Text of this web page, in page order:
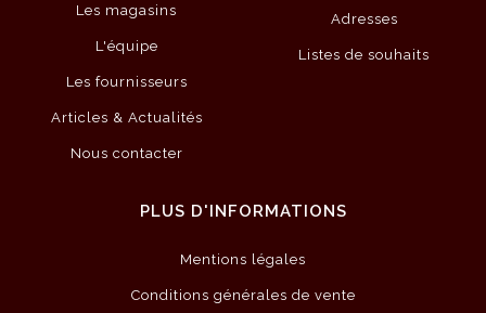
Les magasins
L'équipe
Les fournisseurs
Articles & Actualités
Nous contacter
Adresses
Listes de souhaits
PLUS D'INFORMATIONS
Mentions légales
Conditions générales de vente